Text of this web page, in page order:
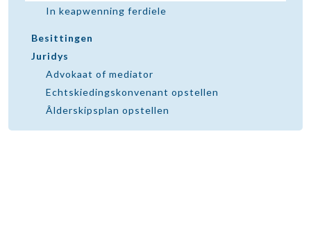
In keapwenning ferdiele
Besittingen
Juridys
Advokaat of mediator
Echtskiedingskonvenant opstellen
Âlderskipsplan opstellen